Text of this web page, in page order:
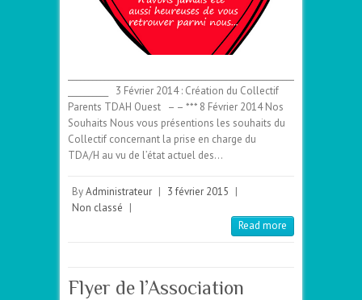
__________ 3 Février 2014 : Création du Collectif
Parents TDAH Ouest – – *** 8 Février 2014 Nos
Souhaits Nous vous présentions les souhaits du
Collectif concernant la prise en charge du
TDA/H au vu de l’état actuel des…
ByAdministrateur | 3 février 2015 |
Non classé |
Read more
Flyer de l’Association